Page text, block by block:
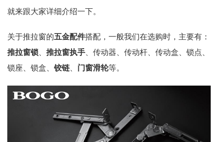
就来跟大家详细介绍一下。
关于推拉窗的五金配件搭配，一般我们在选购时，主要有：
推拉窗锁
推拉窗执手 、传动器、传动杆、传动盒、锁点、
锁座、锁盒、 铰链 门窗滑轮等。